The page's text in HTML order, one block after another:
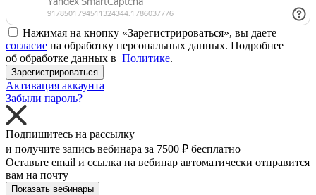
Нажимая на кнопку «Зарегистрироваться», вы даете
согласие на обработку персональных данных. Подробнее
об обработке данных в Политике.
Зарегистрироваться
Активация аккаунта
Забыли пароль?
Подпишитесь на рассылку
и получите запись вебинара за 7500 ₽ бесплатно
Оставьте email и ссылка на вебинар автоматически отправится
вам на почту
Показать вебинары